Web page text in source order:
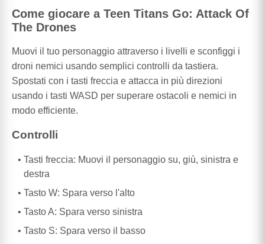
Come giocare a Teen Titans Go: Attack Of
The Drones
Muovi il tuo personaggio attraverso i livelli e sconfiggi i
droni nemici usando semplici controlli da tastiera.
Spostati con i tasti freccia e attacca in più direzioni
usando i tasti WASD per superare ostacoli e nemici in
modo efficiente.
Controlli
Tasti freccia: Muovi il personaggio su, giù, sinistra e
destra
Tasto W: Spara verso l'alto
Tasto A: Spara verso sinistra
Tasto S: Spara verso il basso